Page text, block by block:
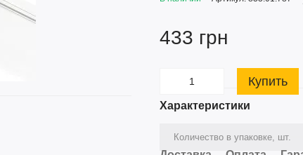
433 грн
Купить
Характеристики
Количество в упаковке, шт.